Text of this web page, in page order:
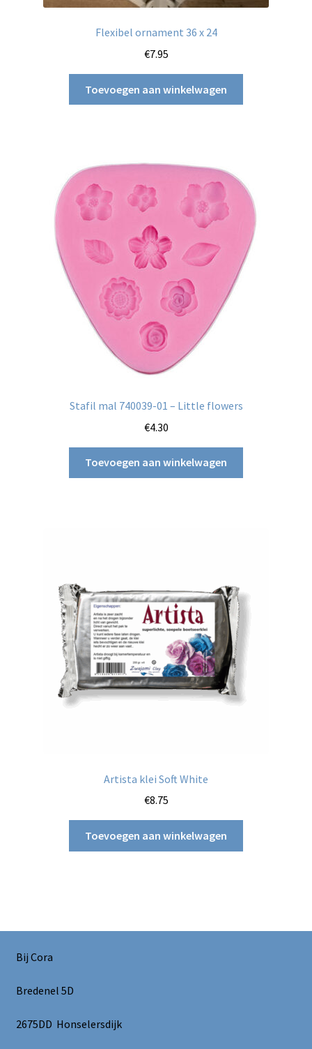
Flexibel ornament 36 x 24
€7.95
Toevoegen aan winkelwagen
Stafil mal 740039-01 – Little flowers
€4.30
Toevoegen aan winkelwagen
Artista klei Soft White
€8.75
Toevoegen aan winkelwagen
Bij Cora
Bredenel 5D
2675DD Honselersdijk